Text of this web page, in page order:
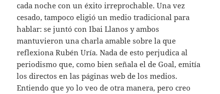
cada noche con un éxito irreprochable. Una vez
cesado, tampoco eligió un medio tradicional para
hablar: se juntó con Ibai Llanos y ambos
mantuvieron una charla amable sobre la que
reflexiona Rubén Uría. Nada de esto perjudica al
periodismo que, como bien señala el de Goal, emitía
los directos en las páginas web de los medios.
Entiendo que yo lo veo de otra manera, pero creo